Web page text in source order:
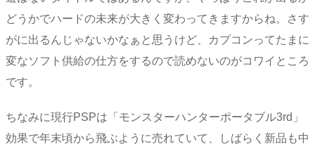
どうかでハードの未来が大きく変わってきますからね。さす
がに出るんじゃないかなぁと思うけど、カプコンってたまに
変なソフト供給の仕方をするので読めないのがコワイところ
です。
ちなみに現行PSPは「モンスターハンターポータブル3rd」
効果で年末頃から飛ぶように売れていて、しばらく新品も中